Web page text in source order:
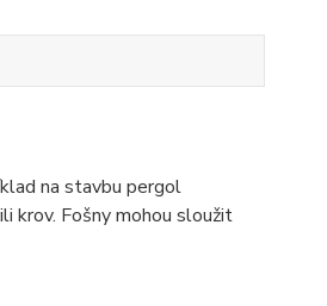
na stavbu pergol
krov. Fošny mohou sloužit